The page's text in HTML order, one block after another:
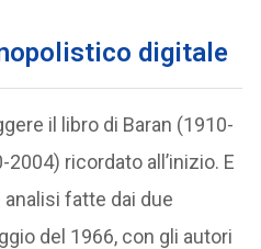
digitale
il libro di Baran (1910-
ricordato all’inizio. E
fatte dai due
del 1966, con gli autori